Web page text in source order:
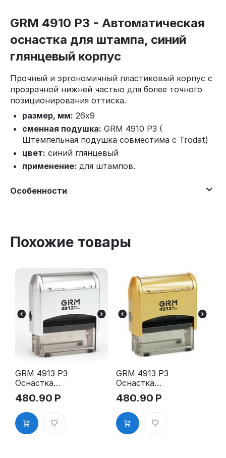
GRM 4910 P3 - Автоматическая
оснастка для штампа, синий
глянцевый корпус
Прочный и эргономичный пластиковый корпус с
прозрачной нижней частью для более точного
позиционирования оттиска.
размер, мм: 26х9
сменная подушка: GRM 4910 P3 (
Штемпельная подушка совместима с Trodat)
цвет: синий глянцевый
применение: для штампов.
Особенности
Похожие товары
GRM 4913 P3
Оснастка
для штампа,
59х23мм,
серебрянны
й корпус
480.90 Р
GRM 4913 P3
Оснастка
для штампа,
59х23мм,
золотой
корпус
480.90 Р